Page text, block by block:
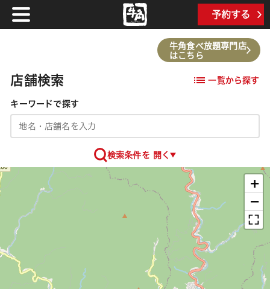
予約する
牛角食べ放題専門店
はこちら
店舗検索 一覧から探す
キーワードで探す
検索条件を 開く
+
−
TOP